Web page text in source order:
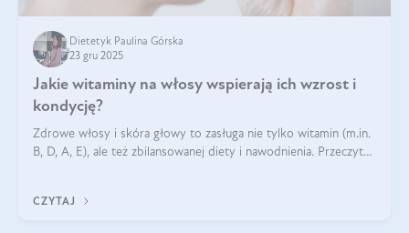
Dietetyk Paulina Górska
23 gru 2025
Jakie witaminy na włosy wspierają ich wzrost i
kondycję?
Zdrowe włosy i skóra głowy to zasługa nie tylko witamin (m.in.
B, D, A, E), ale też zbilansowanej diety i nawodnienia. Przeczytaj
CZYTAJ